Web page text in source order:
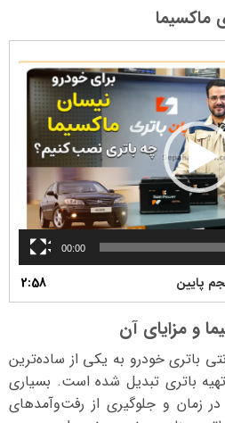
ماکسیما
00:00
پایین 2:58
و مزایای آن
باتری خودرو به یکی از ساده‌ترین
باتری تبدیل شده است. بسیاری
در زمان و جلوگیری از رفت‌وآمدهای